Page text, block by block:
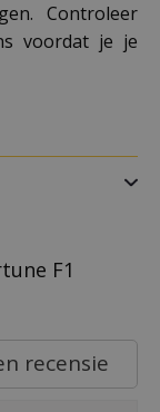
Controleer
voordat je je
F1
recensie